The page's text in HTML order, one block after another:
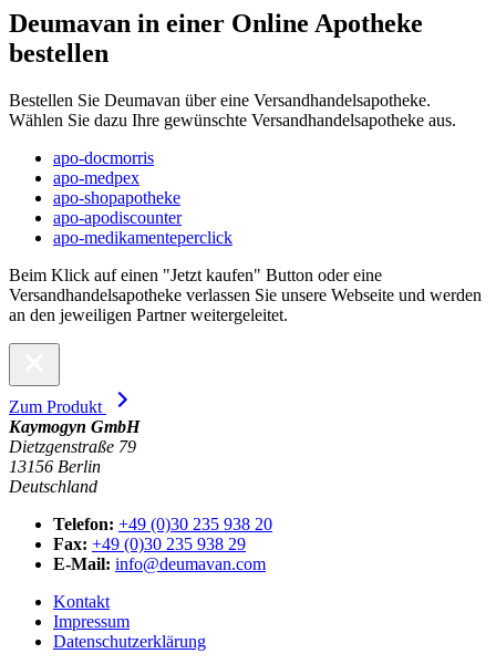
Deumavan in einer Online Apotheke
bestellen
Bestellen Sie Deumavan über eine Versandhandelsapotheke.
Wählen Sie dazu Ihre gewünschte Versandhandelsapotheke aus.
apo-docmorris
apo-medpex
apo-shopapotheke
apo-apodiscounter
apo-medikamenteperclick
Beim Klick auf einen "Jetzt kaufen" Button oder eine
Versandhandelsapotheke verlassen Sie unsere Webseite und werden
an den jeweiligen Partner weitergeleitet.
Zum Produkt
Kaymogyn GmbH
Dietzgenstraße 79
13156 Berlin
Deutschland
Telefon: +49 (0)30 235 938 20
Fax: +49 (0)30 235 938 29
E-Mail: info@deumavan.com
Kontakt
Impressum
Datenschutzerklärung